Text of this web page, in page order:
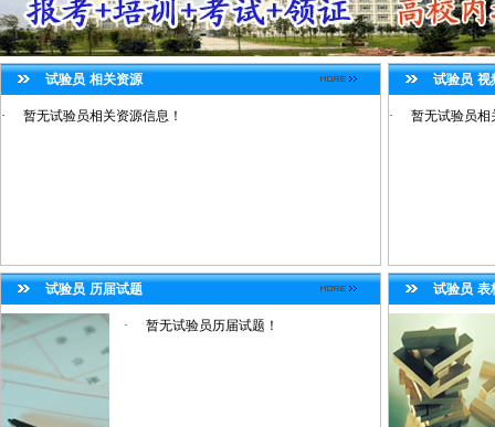
试验员 相关资源
· 暂无试验员相关资源信息！
试验员 视
· 暂无试验员相
试验员 历届试题
· 暂无试验员历届试题！
试验员 表